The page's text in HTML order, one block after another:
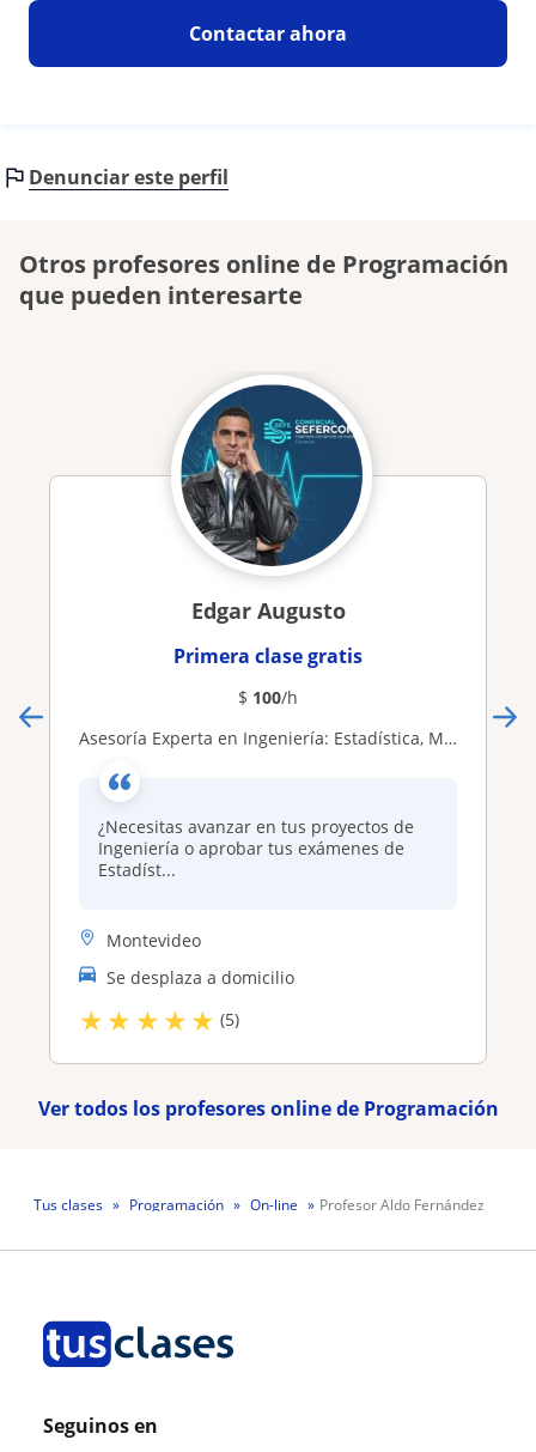
Contactar ahora
Denunciar este perfil
Otros profesores online de Programación
que pueden interesarte
Edgar Augusto
Primera clase gratis
$ 100/h
Asesoría Experta en Ingeniería: Estadística, Métodos Discretos, Algebra Lineal, Control y Matlab
¿Necesitas avanzar en tus proyectos de
Ingeniería o aprobar tus exámenes de
Estadíst...
Montevideo
Se desplaza a domicilio
★★ ★★★ (5)
Ver todos los profesores online de Programación
Tus clases Programación On-line Profesor Aldo Fernández
Seguinos en